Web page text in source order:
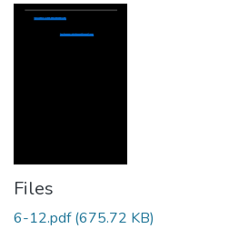
Files
6-12.pdf(675.72 KB)